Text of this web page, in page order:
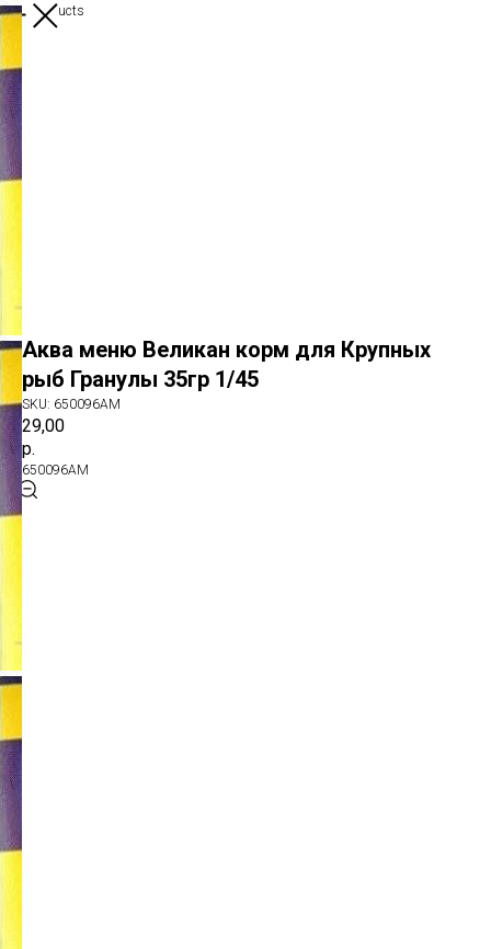
More products
Аква меню Великан корм для Крупных
рыб Гранулы 35гр 1/45
SKU: 650096AM
29,00
р.
650096AM